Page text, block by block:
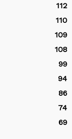
112
110
109
108
99
94
86
74
69